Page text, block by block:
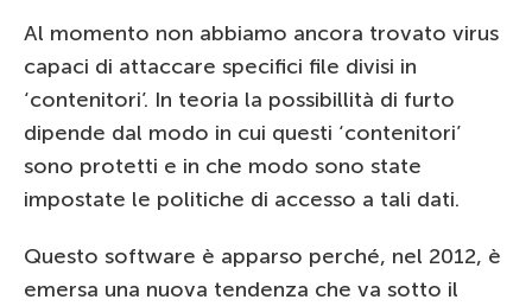
Al momento non abbiamo ancora trovato virus
capaci di attaccare specifici file divisi in
‘contenitori’. In teoria la possibillità di furto
dipende dal modo in cui questi ‘contenitori’
sono protetti e in che modo sono state
impostate le politiche di accesso a tali dati.
Questo software è apparso perché, nel 2012, è
emersa una nuova tendenza che va sotto il